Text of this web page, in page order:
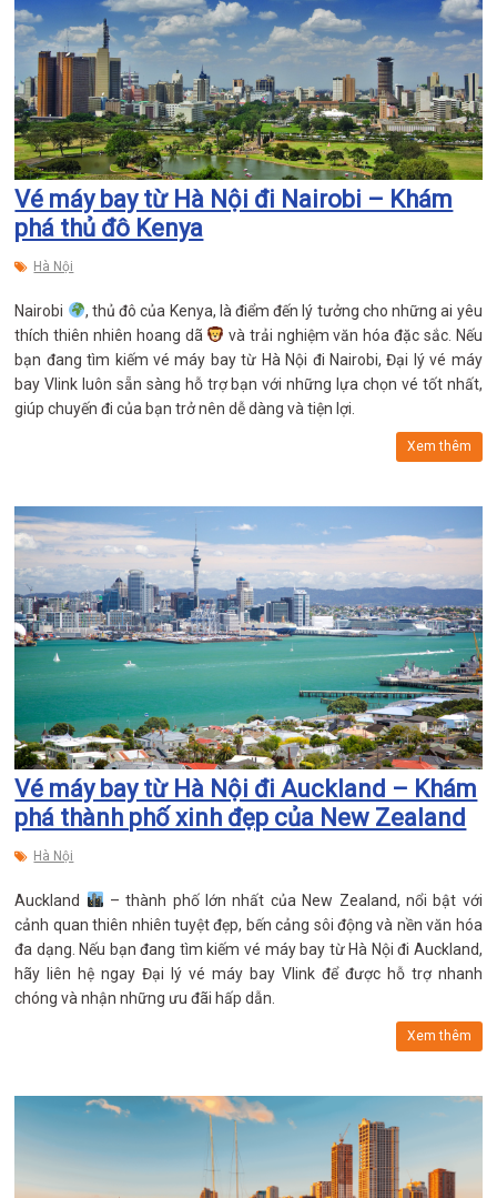
Vé máy bay từ Hà Nội đi Nairobi – Khám
phá thủ đô Kenya
Hà Nội
Nairobi
, thủ đô của Kenya, là điểm đến lý tưởng cho những ai yêu
thích thiên nhiên hoang dã
và trải nghiệm văn hóa đặc sắc. Nếu
bạn đang tìm kiếm vé máy bay từ Hà Nội đi Nairobi, Đại lý vé máy
bay Vlink luôn sẵn sàng hỗ trợ bạn với những lựa chọn vé tốt nhất,
giúp chuyến đi của bạn trở nên dễ dàng và tiện lợi.
Xem thêm
Vé máy bay từ Hà Nội đi Auckland – Khám
phá thành phố xinh đẹp của New Zealand
Hà Nội
Auckland
– thành phố lớn nhất của New Zealand, nổi bật với
cảnh quan thiên nhiên tuyệt đẹp, bến cảng sôi động và nền văn hóa
đa dạng. Nếu bạn đang tìm kiếm vé máy bay từ Hà Nội đi Auckland,
hãy liên hệ ngay Đại lý vé máy bay Vlink để được hỗ trợ nhanh
chóng và nhận những ưu đãi hấp dẫn.
Xem thêm